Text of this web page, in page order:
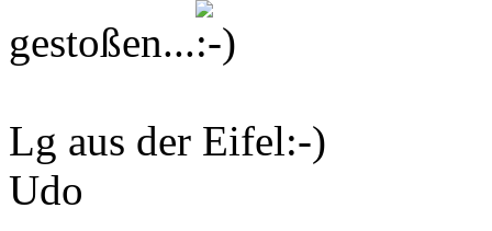
gestoßen...
Lg aus der Eifel:-)
Udo